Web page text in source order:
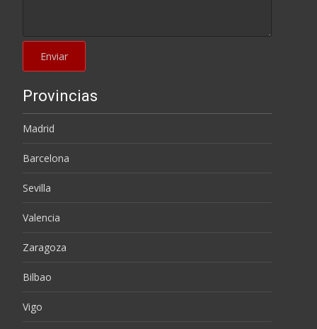
Provincias
Madrid
Barcelona
Sevilla
Valencia
Zaragoza
Bilbao
Vigo